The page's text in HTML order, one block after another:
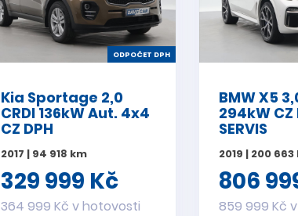
ODPOČET DPH
Kia Sportage 2,0
CRDI 136kW Aut. 4x4
CZ DPH
2017 | 94 918 km
329 999 Kč
364 999 Kč v hotovosti
BMW X5
294kW CZ
SERVIS
2019 | 200 663
806
859 999 Kč